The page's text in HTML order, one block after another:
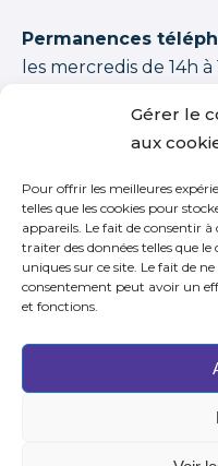
Gérer le
aux
Pour offrir les meilleures
telles que les cookies pour
appareils. Le fait de consentir
traiter des données telles que
uniques sur ce site. Le fait de
consentement peut avoir un
et fonctions.
Permanences
les mercredis de 14h
1350
+ journées thématiques +
S’inscrire à